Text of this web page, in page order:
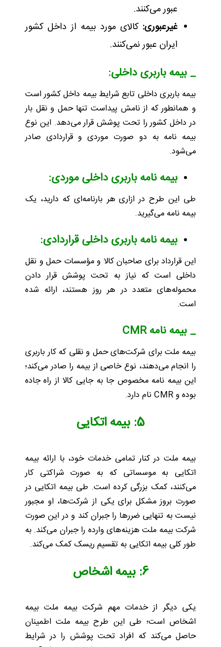
عبور می‌کنند.
غیرعبوری: کالای مورد بیمه از داخل کشور
ایران عبور نمی‌کنند.
_ بیمه باربری داخلی:
بیمه باربری داخلی تابع شرایط بیمه داخل کشور است
و همانطور که از نامش پیداست تنها حمل و نقل بار
در داخل کشور را تحت پوشش قرار می‌دهد. این نوع
بیمه نامه به دو صورت موردی و قراردادی صادر
می‌شود.
بیمه نامه باربری داخلی موردی:
طی این طرح در ازاری هر بارنامه‌ای که دارید، یک
بیمه نامه می‌گیرید.
بیمه نامه باربری داخلی قراردادی:
این قرارداد برای صاحبان کالا و مؤسسات حمل و نقل
داخلی است که نیاز به تحت پوشش قرار دادن
محموله‌های متعدد در هر روز هستند، ارائه شده
است.
_ بیمه نامهCMR
بیمه ملت برای شرکت‌های حمل و نقلی که کار باربری
را انجام می‌دهند، نوع خاصی از بیمه را صادر می‌کند؛
این بیمه نامه مخصوص جا به جایی کالا از راه جاده
بوده و CMR نام دارد.
5: بیمه اتکایی
بیمه ملت در کنار تمامی خدمات خود، با ارائه بیمه
اتکایی به موسساتی که به صورت شراکتی کار
می‌کنند، کمک بزرگی کرده است. طی بیمه اتکایی در
صورت بروز مشکل برای یکی از شرکت‌ها، او مجبور
نیست به تنهایی ضررها را جبران کند و در این صورت
شرکت بیمه ملت هزینه‌های وارده را جبران می‌کند. به
طور کلی بیمه اتکایی به تقسیم ریسک کمک می‌کند.
6: بیمه اشخاص
یکی دیگر از خدمات مهم شرکت بیمه ملت بیمه
اشخاص است؛ طی این طرح بیمه ملت اطمینان
حاصل می‌کند که افراد تحت پوشش را در شرایط